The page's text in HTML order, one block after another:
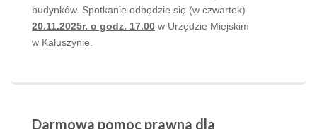
budynków. Spotkanie odbędzie się (w czwartek)
20.11.2025r. o godz. 17.00 w Urzędzie Miejskim
w Kałuszynie.
Darmowa pomoc prawna dla